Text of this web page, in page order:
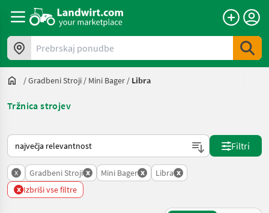
Prebrskaj ponudbe
/Gradbeni Stroji / Mini Bager / Libra
Tržnica strojev
Tako je razvrščeno na Landwirt.com
Filtri
x Gradbeni Stroji x Mini Bager x Libra x
x Izbriši vse filtre